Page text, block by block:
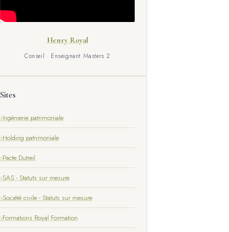
Henry Royal
Conseil · Enseignant Masters 2
Sites
Ingénierie patrimoniale
Holding patrimoniale
Pacte Dutreil
SAS - Statuts sur mesure
Société civile - Statuts sur mesure
Formations Royal Formation